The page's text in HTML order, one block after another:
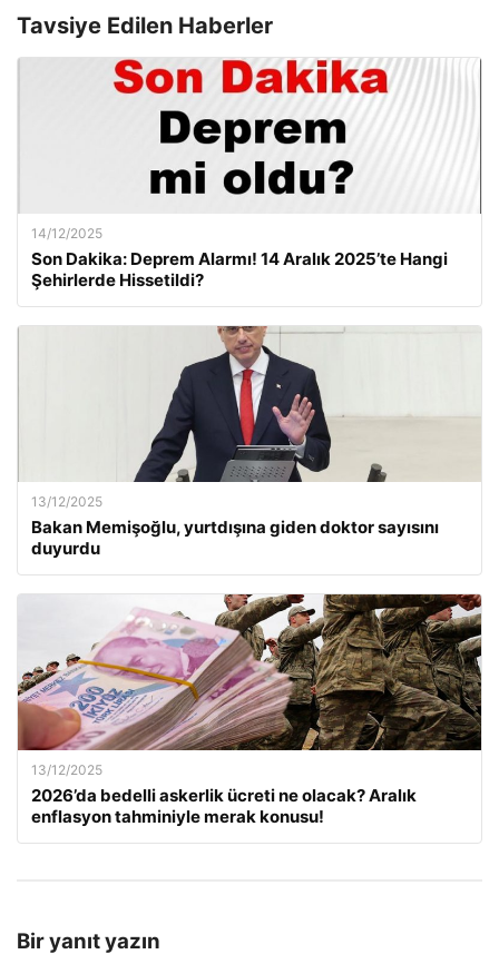
Tavsiye Edilen Haberler
14/12/2025
Son Dakika: Deprem Alarmı! 14 Aralık 2025’te Hangi
Şehirlerde Hissetildi?
13/12/2025
Bakan Memişoğlu, yurtdışına giden doktor sayısını
duyurdu
13/12/2025
2026’da bedelli askerlik ücreti ne olacak? Aralık
enflasyon tahminiyle merak konusu!
Bir yanıt yazın